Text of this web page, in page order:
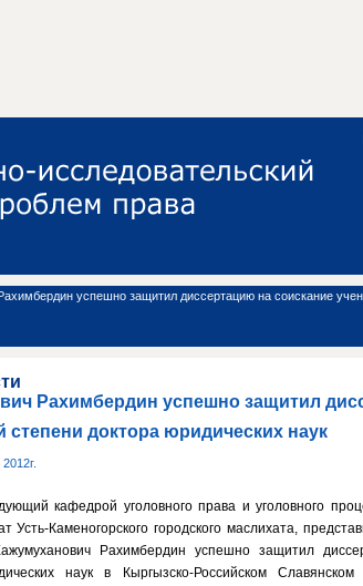
успешно защитил диссертацию на соискание
Рахимбердин успешно защитил
степени доктора юридических наук
кафедрой уголовного права и уголовного
Усть-Каменогорского городского маслихата,
Рахимбердин успешно защитил
наук в Кыргызско-Российском